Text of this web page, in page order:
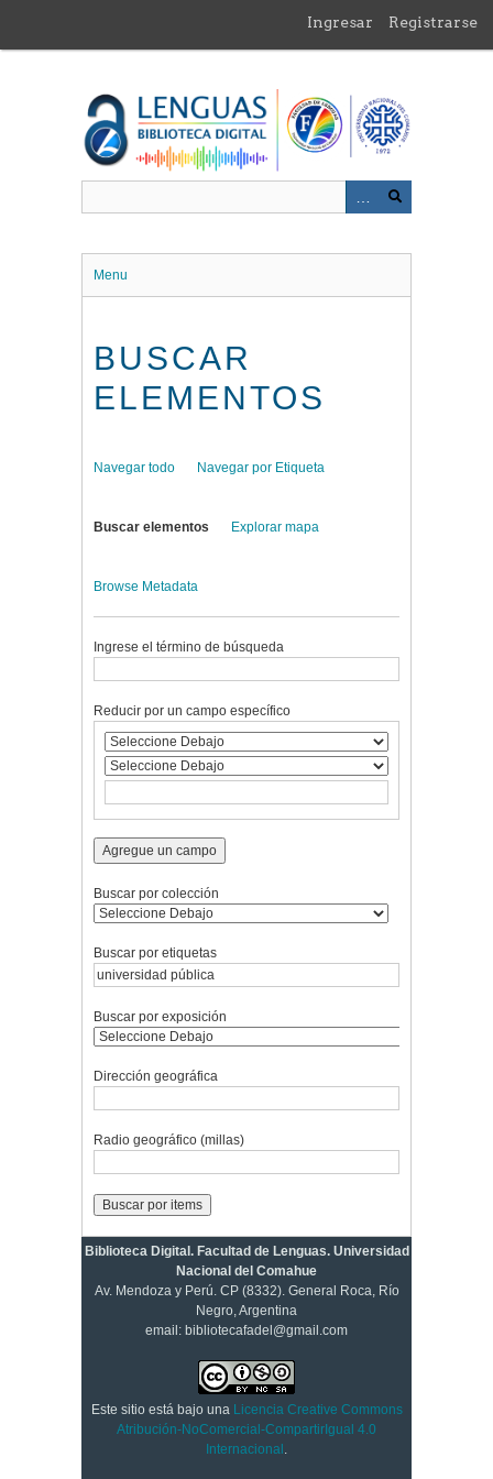
contenido
Ingresar Registrarse
Menu
BUSCAR
ELEMENTOS
Navegar todo Navegar por Etiqueta
Buscar elementos Explorar mapa
Browse Metadata
Ingrese el término de búsqueda
Reducir por un campo específico
Agregue un campo
Buscar por colección
Buscar por etiquetas
Buscar por exposición
Dirección geográfica
Radio geográfico (millas)
Biblioteca Digital. Facultad de Lenguas. Universidad
Nacional del Comahue
Av. Mendoza y Perú. CP (8332). General Roca, Río
Negro, Argentina
email: bibliotecafadel@gmail.com
Este sitio está bajo una Licencia Creative Commons
Atribución-NoComercial-CompartirIgual 4.0
Internacional .